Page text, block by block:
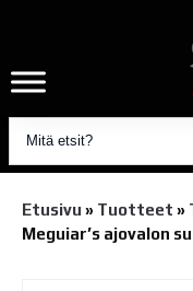
Etusivu » Tuotteet »
Meguiar’s ajovalon